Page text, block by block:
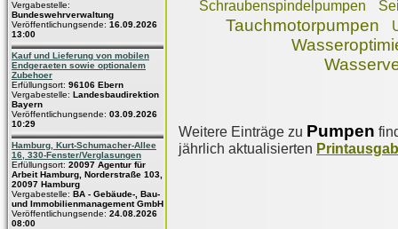
Vergabestelle:
Bundeswehrverwaltung
Veröffentlichungsende: 16.09.2026
13:00
Kauf und Lieferung von mobilen
Endgeraeten sowie optionalem
Zubehoer
Erfüllungsort: 96106 Ebern
Vergabestelle: Landesbaudirektion
Bayern
Veröffentlichungsende: 03.09.2026
10:29
Hamburg, Kurt-Schumacher-Allee
16, 330-Fenster/Verglasungen
Erfüllungsort: 20097 Agentur für
Arbeit Hamburg, Norderstraße 103,
20097 Hamburg
Vergabestelle: BA - Gebäude-, Bau-
und Immobilienmanagement GmbH
Veröffentlichungsende: 24.08.2026
08:00
Schraubenspindelpumpen
Tauchmotorpumpen
Weitere Einträge zu Pumpen
jährlich aktualisierten